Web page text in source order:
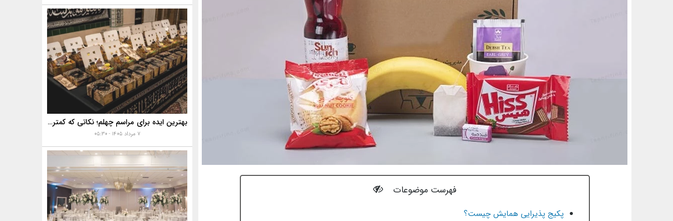
فهرست موضوعات
پکیج پذیرایی همایش چیست؟
بهترین ایده برای مراسم چهلم؛ نکاتی که کمتر به آن‌ها توجه می‌شود
۷ مرداد ۱۴۰۵ - ۰۵:۳۰